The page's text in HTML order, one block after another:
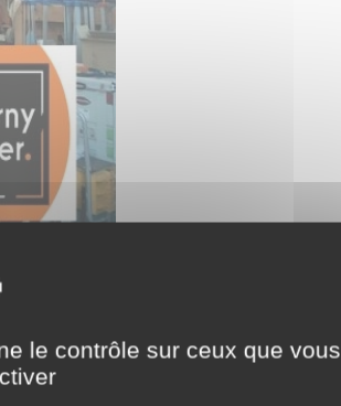
le contrôle sur ceux que vous